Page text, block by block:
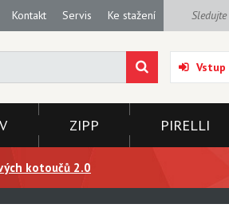
Kontakt Servis Ke stažení
Vstup
ZIPP PIRELLI
kotoučů 2.0